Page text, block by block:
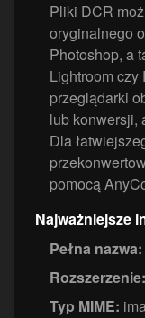
Pliki DCR
oryginalnego
Photoshop, a
Lightroom
przeglądarki
lub konwersji,
Dla
pomocą
Najważniejsze
Pełna nazwa:
Rozszerzenie:
Typ MIME: